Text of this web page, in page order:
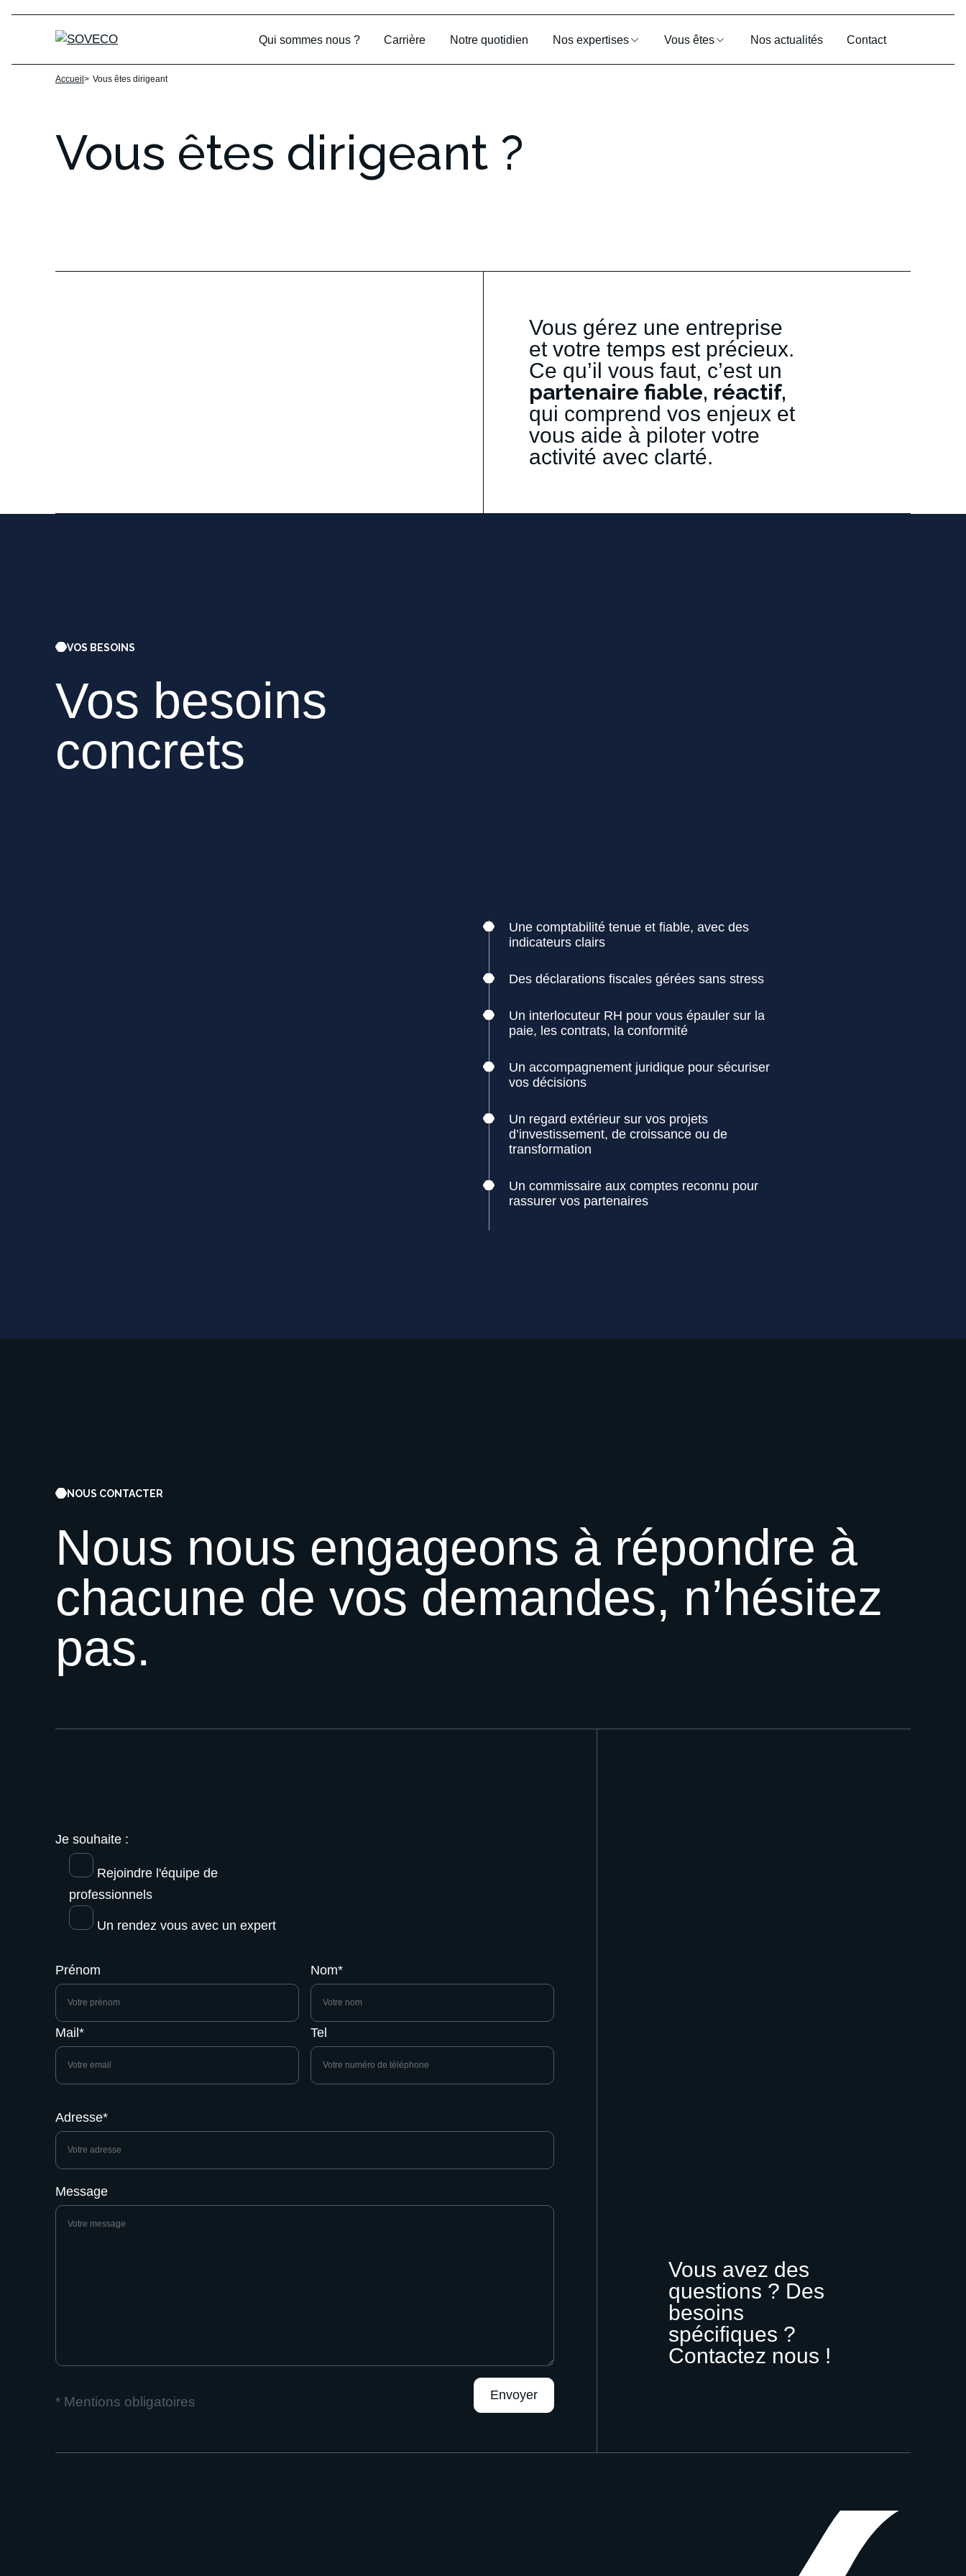
Qui sommes nous ? Carrière Notre quotidien Nos expertises Vous êtes Nos actualités Contact
Accueil > Vous êtes dirigeant
Vous êtes dirigeant ?
Vous gérez une entreprise
et votre temps est précieux.
Ce qu’il vous faut, c’est un
partenaire fiable, réactif,
qui comprend vos enjeux et
vous aide à piloter votre
activité avec clarté.
VOS BESOINS
Vos besoins
concrets
Une comptabilité tenue et fiable, avec des
indicateurs clairs
Des déclarations fiscales gérées sans stress
Un interlocuteur RH pour vous épauler sur la
paie, les contrats, la conformité
Un accompagnement juridique pour sécuriser
vos décisions
Un regard extérieur sur vos projets
d’investissement, de croissance ou de
transformation
Un commissaire aux comptes reconnu pour
rassurer vos partenaires
NOUS CONTACTER
Nous nous engageons à répondre à
chacune de vos demandes, n’hésitez
pas.
Je souhaite :
Rejoindre l'équipe de
professionnels
Un rendez vous avec un expert
Prénom
Mail*
Nom*
Tel
Adresse*
Message
* Mentions obligatoires Envoyer
Vous avez des
questions ? Des
besoins
spécifiques ?
Contactez nous !